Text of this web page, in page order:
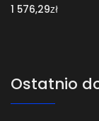
1 576,29zł
Ostatnio